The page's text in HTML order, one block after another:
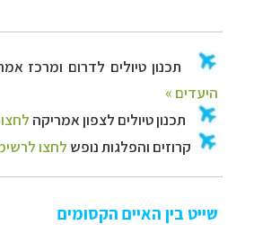
שייט בין האיים הקסומים